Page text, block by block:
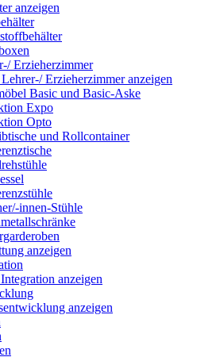
anzeigen
Erzieherzimmer
Erzieherzimmer anzeigen
Basic und Basic-Aske
Expo
Opto
und Rollcontainer
innen-Stühle
anzeigen
anzeigen
anzeigen